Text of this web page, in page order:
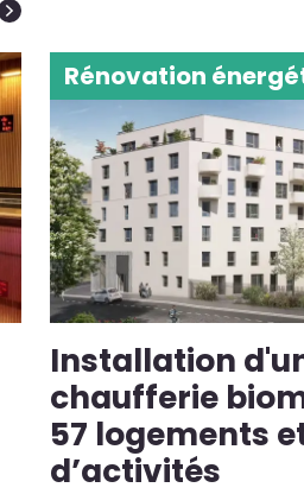
Rénovation
Installation
chaufferie
57 logements
d’activités